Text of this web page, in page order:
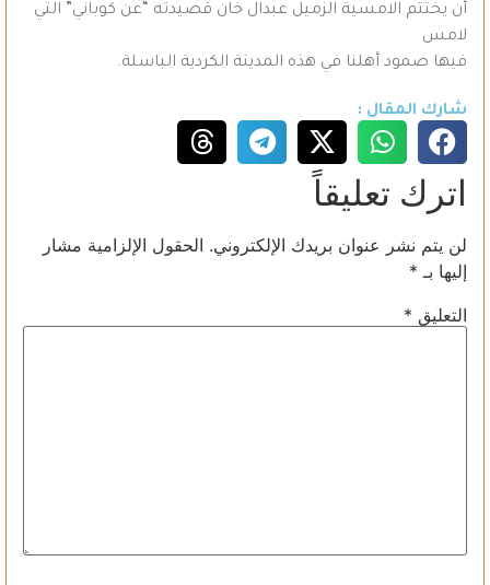
أن يختتم الامسية الزميل عبدال خان قصيدته “عن كوباني” التي
لامس
فيها صمود أهلنا في هذه المدينة الكردية الباسلة.
شارك المقال :
اترك تعليقاً
لن يتم نشر عنوان بريدك الإلكتروني. الحقول الإلزامية مشار
إليها بـ *
التعليق *